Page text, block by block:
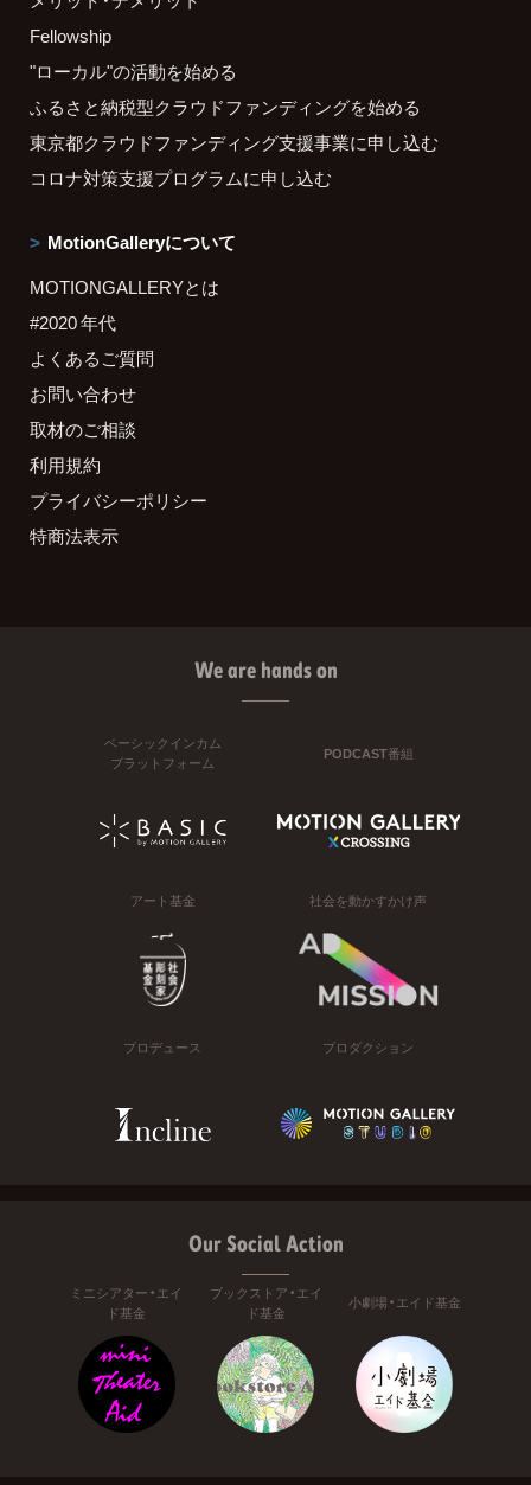
Fellowship
"ローカル"の活動を始める
ふるさと納税型クラウドファンディングを始める
東京都クラウドファンディング支援事業に申し込む
コロナ対策支援プログラムに申し込む
MotionGalleryについて
MOTIONGALLERYとは
#2020 年代
よくあるご質問
お問い合わせ
取材のご相談
利用規約
プライバシーポリシー
特商法表示
We are hands on
ベーシックインカム
プラットフォーム
PODCAST番組
アート基金 社会を動かすかけ声
プロデュース プロダクション
Our Social Action
ミニシアター・エイ
ド基金
ブックストア・エイ
ド基金
小劇場・エイド基金